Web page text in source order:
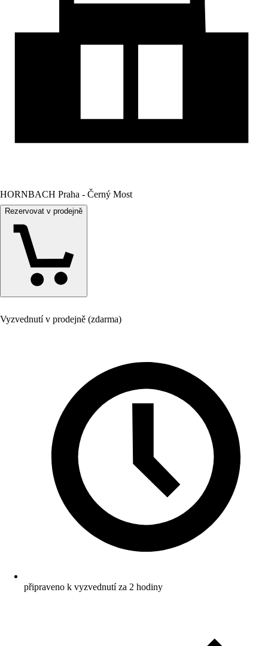
HORNBACH Praha - Černý Most
Rezervovat v prodejně
Vyzvednutí v prodejně (zdarma)
připraveno k vyzvednutí za 2 hodiny